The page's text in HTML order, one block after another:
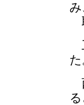
み
た